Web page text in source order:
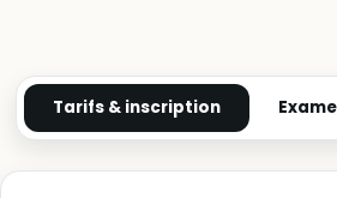
Tarifs & inscription